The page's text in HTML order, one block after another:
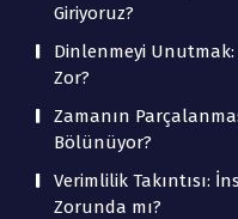
Giriyoruz?
Dinlenmeyi
Zor?
Zamanın
Bölünüyor?
Verimlilik Takıntısı:
Zorunda mı?